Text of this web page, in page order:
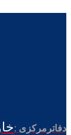
دفاترمرکزی :